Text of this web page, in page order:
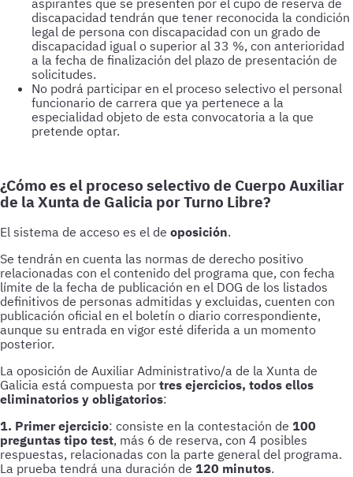
aspirantes que se presenten por el cupo de reserva de
discapacidad tendrán que tener reconocida la condición
legal de persona con discapacidad con un grado de
discapacidad igual o superior al 33 %, con anterioridad
a la fecha de finalización del plazo de presentación de
solicitudes.
No podrá participar en el proceso selectivo el personal
funcionario de carrera que ya pertenece a la
especialidad objeto de esta convocatoria a la que
pretende optar.
¿Cómo es el proceso selectivo de Cuerpo Auxiliar
de la Xunta de Galicia por Turno Libre?
El sistema de acceso es el de oposición.
Se tendrán en cuenta las normas de derecho positivo
relacionadas con el contenido del programa que, con fecha
límite de la fecha de publicación en el DOG de los listados
definitivos de personas admitidas y excluidas, cuenten con
publicación oficial en el boletín o diario correspondiente,
aunque su entrada en vigor esté diferida a un momento
posterior.
La oposición de Auxiliar Administrativo/a de la Xunta de
Galicia está compuesta por tres ejercicios, todos ellos
eliminatorios y obligatorios:
1. Primer ejercicio: consiste en la contestación de 100
preguntas tipo test, más 6 de reserva, con 4 posibles
respuestas, relacionadas con la parte general del programa.
La prueba tendrá una duración de 120 minutos.